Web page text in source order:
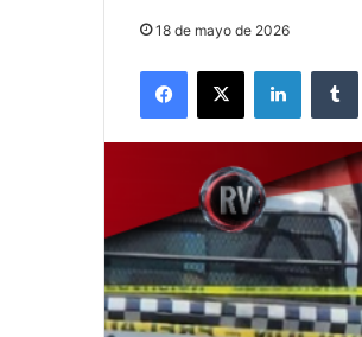
18 de mayo de 2026
Facebook
X LinkedIn